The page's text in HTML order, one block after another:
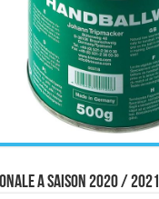
A saison 2020 / 2021